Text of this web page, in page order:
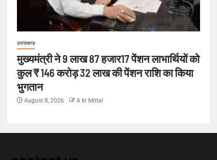
उत्तराखण्ड
मुख्यमंत्री ने 9 लाख 87 हजार17 पेंशन लाभार्थियों को
कुल ₹ 146 करोड़ 32 लाख की पेंशन राशि का किया
भुगतान
August 8, 2026 A kr Mittal